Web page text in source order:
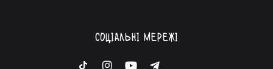
Соціальні мережі